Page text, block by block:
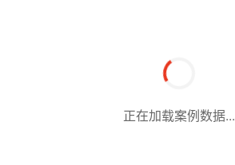
正在加载案例数据...